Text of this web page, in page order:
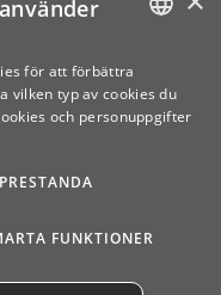
SWEDISH
för att förbättra
vilken typ av cookies du
och personuppgifter
PRESTANDA
FUNKTIONER